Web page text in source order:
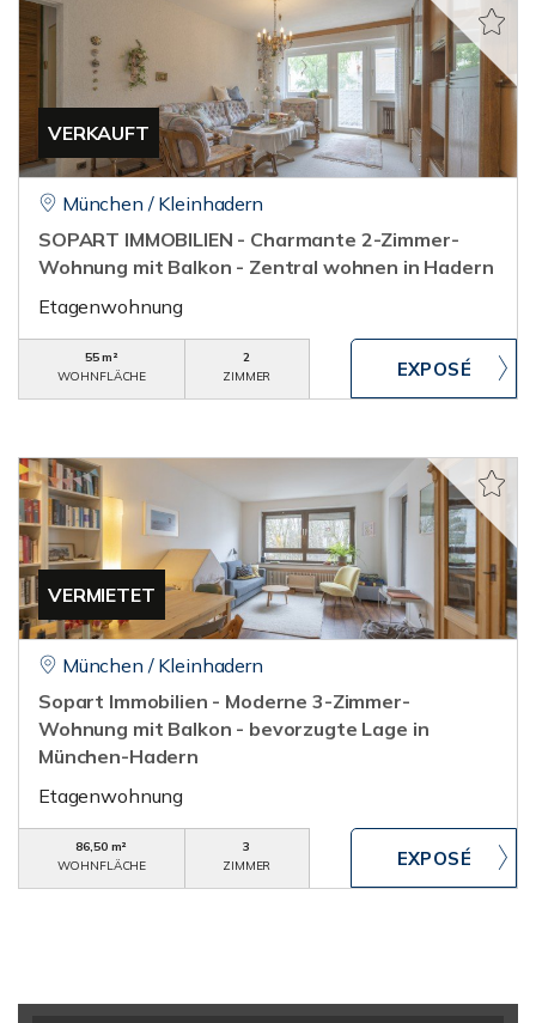
VERKAUFT
München / Kleinhadern
SOPART IMMOBILIEN - Charmante 2-Zimmer-
Wohnung mit Balkon - Zentral wohnen in Hadern
Etagenwohnung
55 m²
WOHNFLÄCHE
2
ZIMMER
VERMIETET
München / Kleinhadern
Sopart Immobilien - Moderne 3-Zimmer-
Wohnung mit Balkon - bevorzugte Lage in
München-Hadern
Etagenwohnung
86,50 m²
WOHNFLÄCHE
3
ZIMMER